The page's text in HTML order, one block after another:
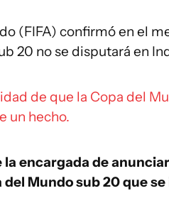
(FIFA) confirmó en el
20 no se disputará en
de que la Copa del
un hecho.
encargada de
Mundo sub 20 que se